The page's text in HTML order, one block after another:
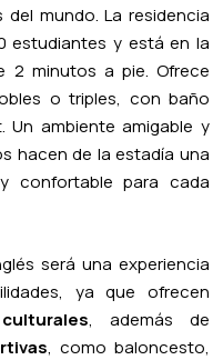
mundo. La residencia
estudiantes y está en la
2 minutos a pie. Ofrece
o triples, con baño
ambiente amigable y
hacen de la estadía una
confortable para cada
será una experiencia
ya que ofrecen
, además de
, como baloncesto,